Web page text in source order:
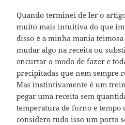
Quando terminei de ler o
muito mais intuitiva do que
disso é a minha mania
mudar algo na receita ou
encurtar o modo de fazer e
precipitadas que nem sempre
Mas instintivamente é um
pegar uma receita sem
temperatura de forno e tempo
considero tudo isso um porto